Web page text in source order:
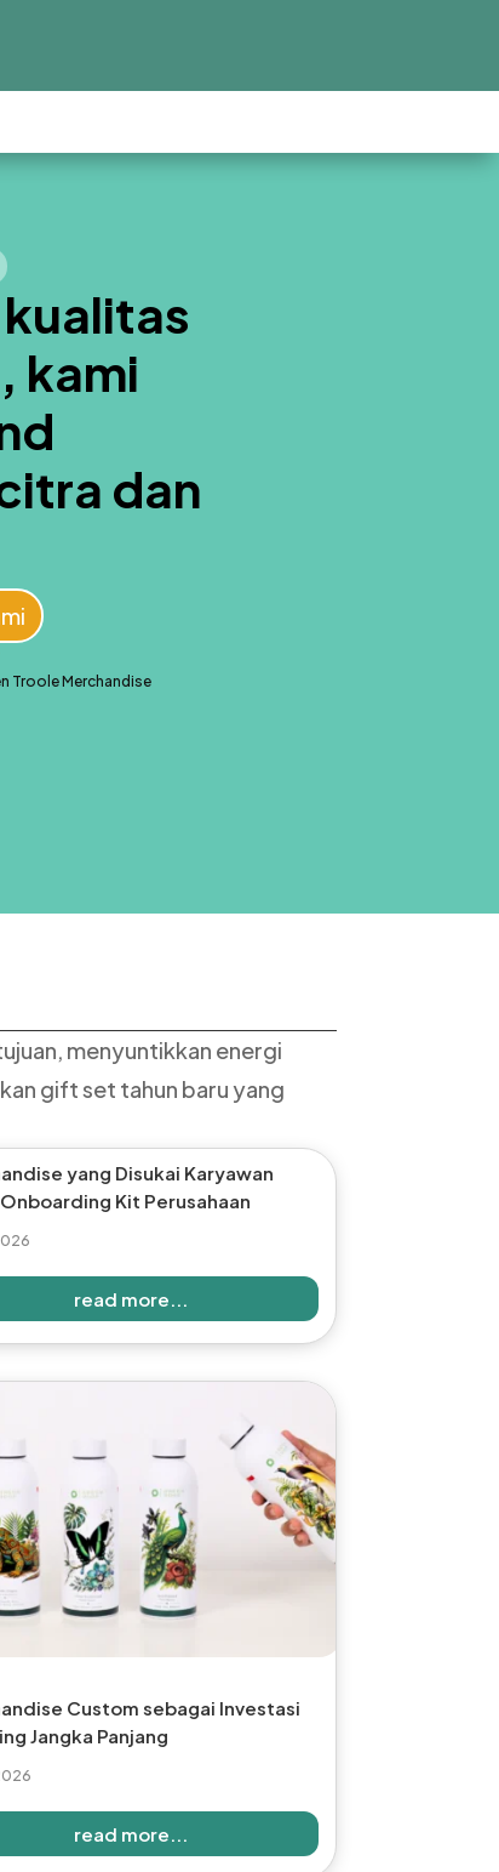
kami
dan
Troole Merchandise
menyuntikkan energi
gift set tahun baru yang
yang Disukai Karyawan
Kit Perusahaan
read more...
Custom sebagai Investasi
Jangka Panjang
read more...